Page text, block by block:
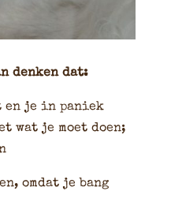
denken dat:
je in paniek
wat je moet doen;
omdat je bang